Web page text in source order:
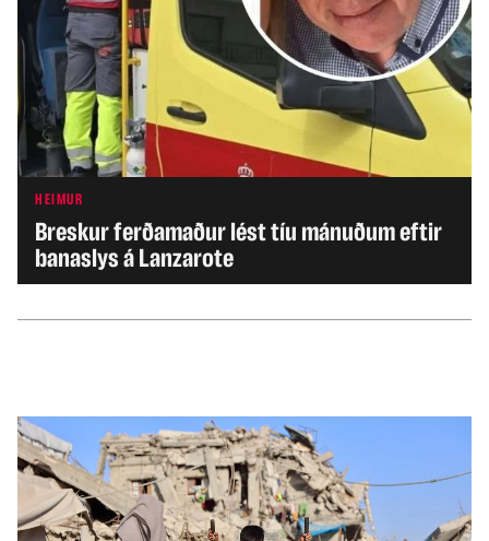
HEIMUR
Breskur ferðamaður lést tíu mánuðum eftir
banaslys á Lanzarote